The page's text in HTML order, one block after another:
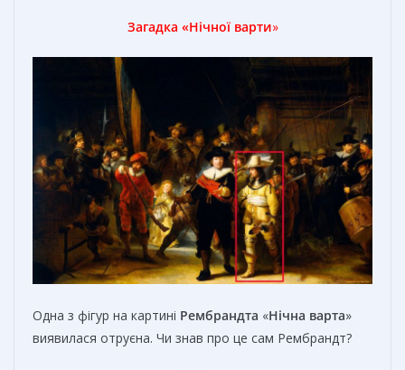
Загадка «Нічної варти»
Одна з фігур на картині Рембрандта «Нічна варта»
виявилася отруєна. Чи знав про це сам Рембрандт?